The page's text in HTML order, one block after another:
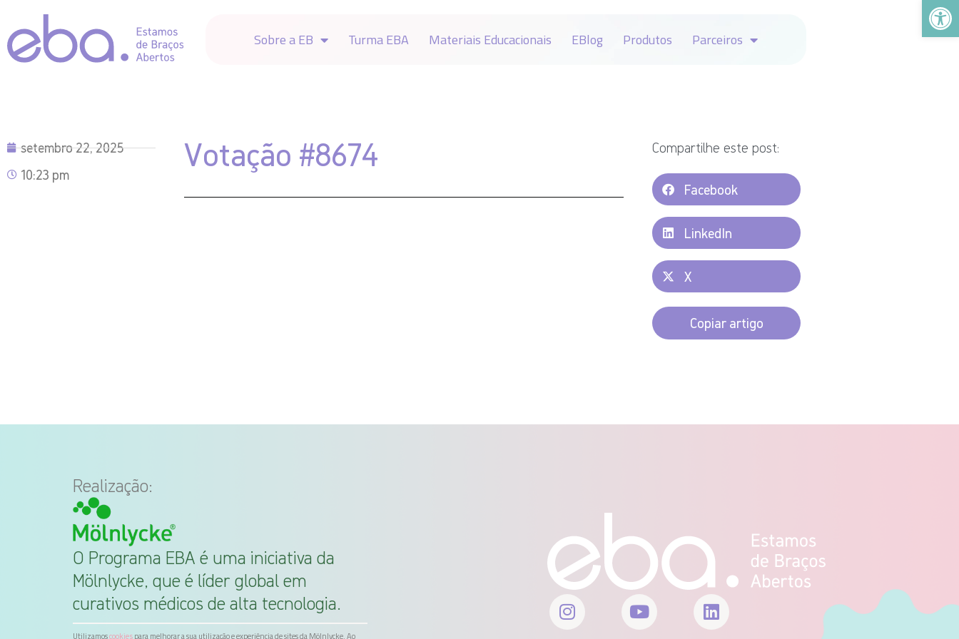
Abrir
Sobre a EB Turma EBA Materiais Educacionais EBlog Produtos Parceiros
setembro 22, 2025
10:23 pm
Votação #8674 Compartilhe este post:
Facebook
LinkedIn
X
Copiar artigo
Realização:
O Programa EBA é uma iniciativa da
Mölnlycke, que é líder global em
curativos médicos de alta tecnologia.
Utilizamoscookies para melhorar a sua utilização e experiência de sites da Mölnlycke. Ao